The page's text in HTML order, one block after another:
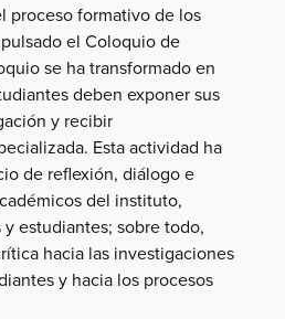
proceso formativo de los
el Coloquio de
se ha transformado en
deben exponer sus
y recibir
Esta actividad ha
de reflexión, diálogo e
del instituto,
estudiantes; sobre todo,
hacia las investigaciones
y hacia los procesos